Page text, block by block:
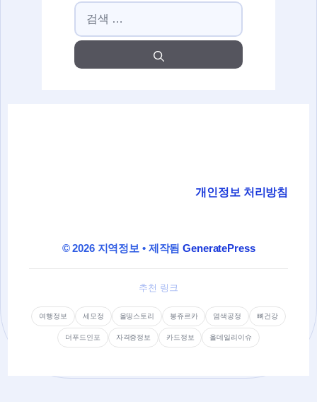
검색:
개인정보 처리방침
© 2026 지역정보 • 제작됨GeneratePress
추천 링크
여행정보 세모정 올띵스토리 봉쥬르카 염색공정 뼈건강
더푸드인포 자격증정보 카드정보 올데일리이슈